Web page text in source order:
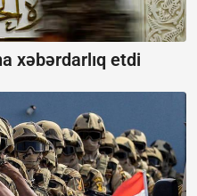
xəbərdarlıq etdi